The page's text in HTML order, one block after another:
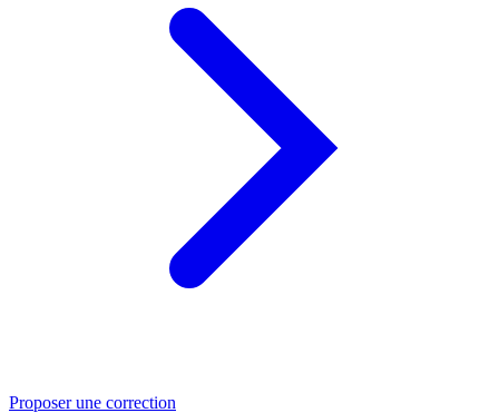
Proposer une correction